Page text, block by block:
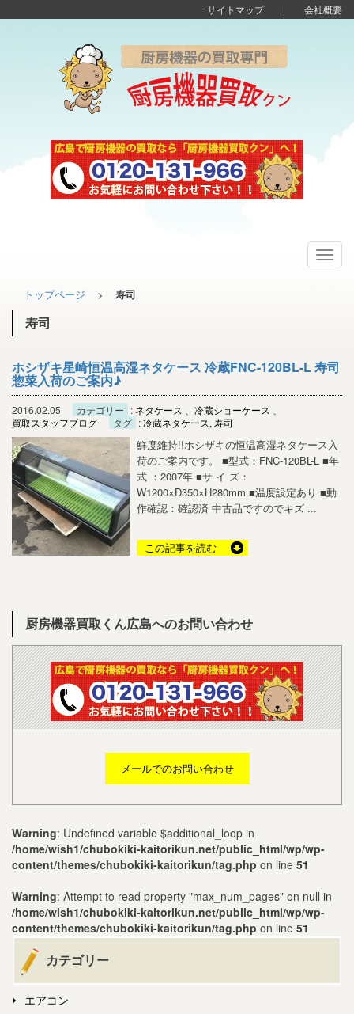
サイトマップ| 会社概要
トップページ > 寿司
寿司
ホシザキ星崎恒温高湿ネタケース 冷蔵FNC-120BL-L 寿司
惣菜入荷のご案内♪
2016.02.05 カテゴリー : ネタケース 冷蔵ショーケース
買取スタッフブログ
タグ :冷蔵ネタケース, 寿司
鮮度維持!!ホシザキの恒温高湿ネタケース入
荷のご案内です。 ■型式：FNC-120BL-L ■年
式 ：2007年 ■サ イ ズ：
W1200×D350×H280mm ■温度設定あり ■動
作確認：確認済 中古品ですのでキズ ...
この記事を読む
厨房機器買取くん広島へのお問い合わせ
メールでのお問い合わせ
Warning: Undefined variable $additional_loop in
/home/wish1/chubokiki-kaitorikun.net/public_html/wp/wp-
content/themes/chubokiki-kaitorikun/tag.php on line 51
Warning: Attempt to read property "max_num_pages" on null in
/home/wish1/chubokiki-kaitorikun.net/public_html/wp/wp-
content/themes/chubokiki-kaitorikun/tag.php on line 51
カテゴリー
エアコン